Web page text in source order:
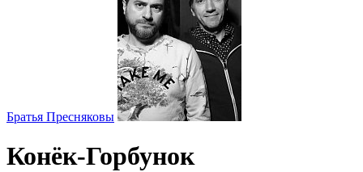
Братья Пресняковы
Конёк-Горбунок